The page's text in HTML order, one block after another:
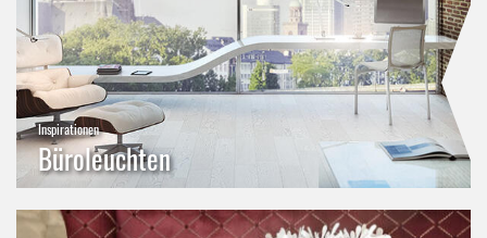
Inspirationen
Büroleuchten